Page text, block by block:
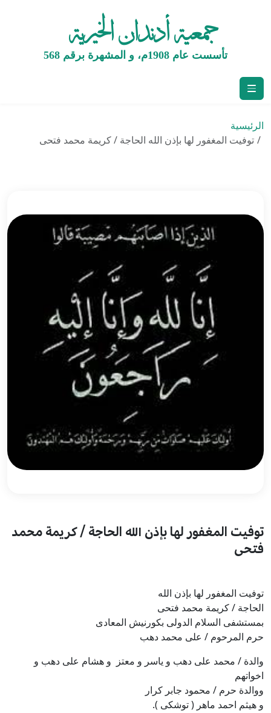
جمعية أدندان الخيرية
تأسست عام 1908م، و المشهرة برقم 568
الرئيسية
توفيت المغفور لها بإذن الله الحاجة / كريمة محمد فتحى
توفيت المغفور لها بإذن الله الحاجة / كريمة محمد
فتحى
توفيت المغفور لها بإذن الله
الحاجة / كريمة محمد فتحى
بمستشفى السلام الدولى بكورنيش المعادى
حرم المرحوم / على محمد دهب
والدة / محمد على دهب و ياسر و معتز و هشام على دهب و
اخواتهم
ووالدة حرم / محمود جابر كرار
و هيثم احمد ماهر ( توشكى ).